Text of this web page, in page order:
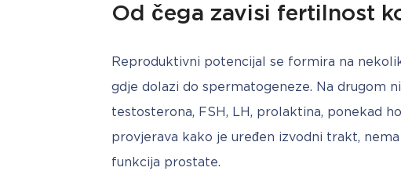
Od čega zavisi fertilnost
Reproduktivni potencijal se formira na
gdje dolazi do spermatogeneze. Na drugom
testosterona, FSH, LH, prolaktina, ponekad
provjerava kako je uređen izvodni trakt,
funkcija prostate.